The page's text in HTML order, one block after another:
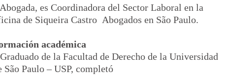
es Coordinadora del Sector Laboral en la
de Siqueira Castro Abogados en São Paulo.
académica
de la Facultad de Derecho de la Universidad
São Paulo – USP, completó